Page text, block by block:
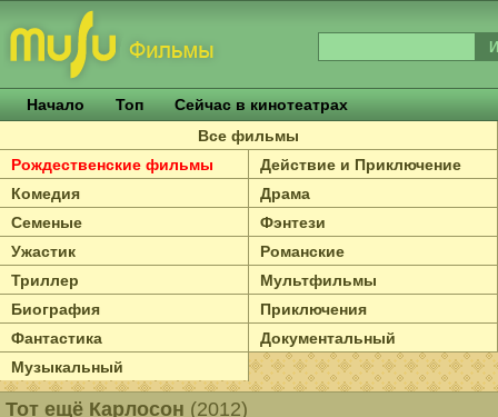
Начало Топ
Сейчас в кинотеатрах
Все фильмы
Рождественские фильмы
Действие и Приключение
Комедия
Драма
Семеные
Фэнтези
Ужастик
Романские
Триллер
Мультфильмы
Биография
Приключения
Фантастика
Документальный
Музыкальный
Тот ещё Карлосон (2012)